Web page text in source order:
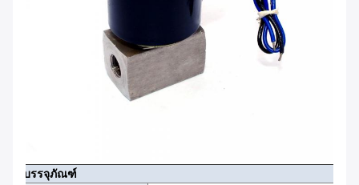
บรรจุภัณฑ์